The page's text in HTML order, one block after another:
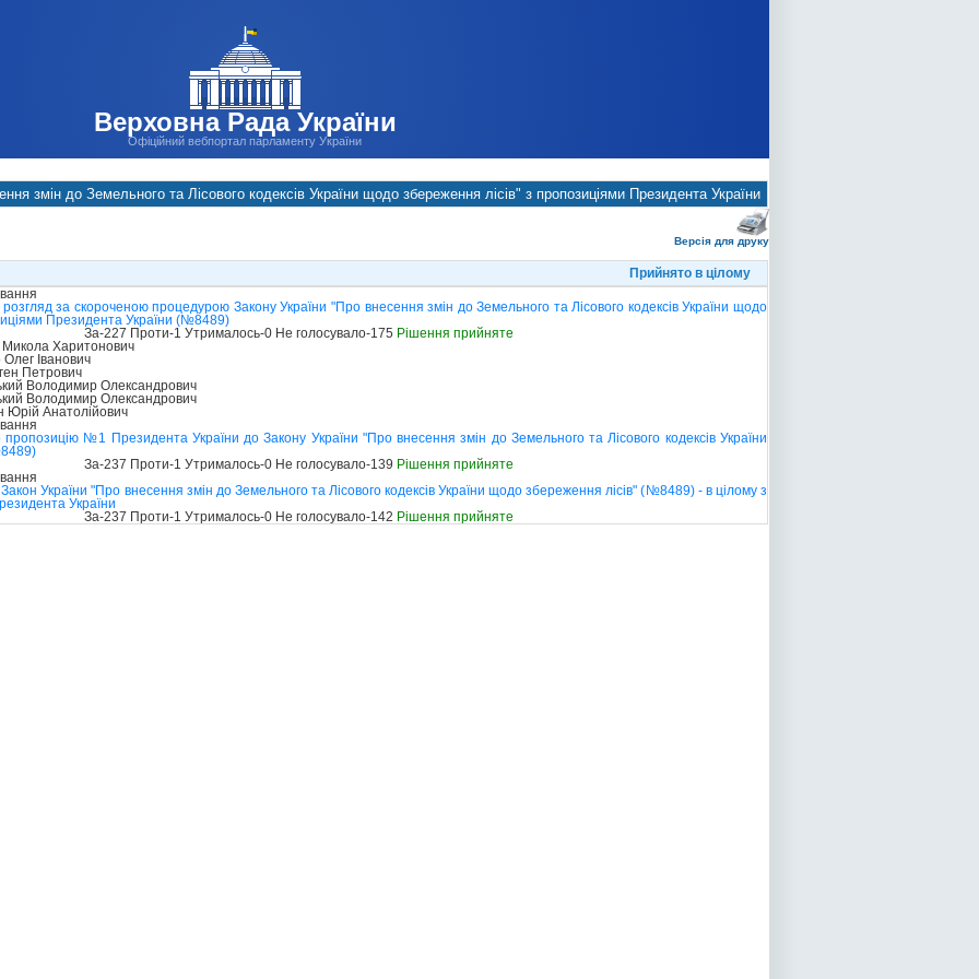
Верховна Рада України
Офіційний вебпортал парламенту України
змін до Земельного та Лісового кодексів України щодо збереження лісів" з пропозиціями Президента України
Версія для друку
Прийнято в цілому
за скороченою процедурою Закону України "Про внесення змін до Земельного та Лісового кодексів України щодо
Президента України (№8489)
За-227 Проти-1 Утрималось-0 Не голосувало-175 Рішення прийняте
Харитонович
Іванович
Петрович
Володимир Олександрович
Володимир Олександрович
Юрій Анатолійович
№1 Президента України до Закону України "Про внесення змін до Земельного та Лісового кодексів України
За-237 Проти-1 Утрималось-0 Не голосувало-139 Рішення прийняте
України "Про внесення змін до Земельного та Лісового кодексів України щодо збереження лісів" (№8489) - в цілому з
України
За-237 Проти-1 Утрималось-0 Не голосувало-142 Рішення прийняте